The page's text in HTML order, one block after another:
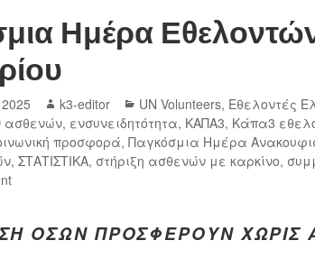
Ημέρα
k3-editor UN Volunteers, Εθελοντές
ασθενών, ενσυνειδητότητα, ΚΑΠΑ3, Κάπα3
προσφορά,Παγκόσμια Ημέρα
,ΣΤΑΤΙΣΤΙΚΑ, στήριξη ασθενών με καρκίνο,
ΌΣΩΝ ΠΡΟΣΦΈΡΟΥΝ ΧΩΡΊΣ